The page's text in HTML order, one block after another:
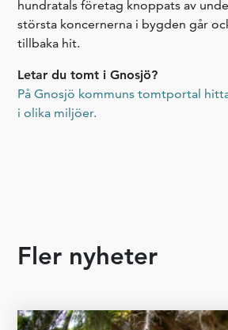
hundratals företag knoppats av
största koncernerna i bygden går
tillbaka hit.
Letar du tomt i Gnosjö?
På Gnosjö kommuns tomtportal
i olika miljöer.
Fler nyheter